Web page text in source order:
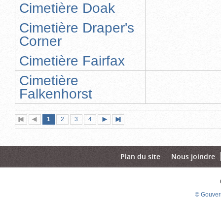
Cimetière Doak
Cimetière Draper's
Corner
Cimetière Fairfax
Cimetière
Falkenhorst
Première
page
Page
précédente
Page
1 (page
actuelle)
Page
2 Page
3 Page
4
suivante
page
Plan du site Nous joindre
©